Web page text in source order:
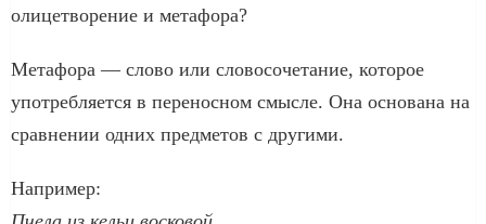
олицетворение и метафора?
Метафора — слово или словосочетание, которое
употребляется в переносном смысле. Она основана на
сравнении одних предметов с другими.
Например: